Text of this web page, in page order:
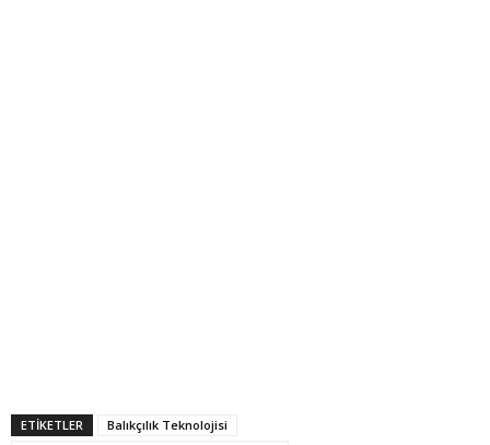
ETİKETLER
Balıkçılık Teknolojisi